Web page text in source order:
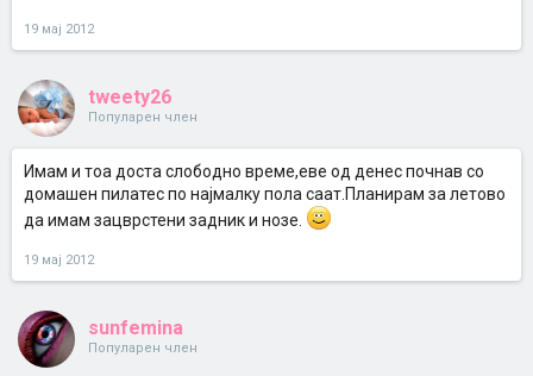
19 мај 2012
tweety26
Популарен член
Имам и тоа доста слободно време,еве од денес почнав со
домашен пилатес по најмалку пола саат.Планирам за летово
да имам зацврстени задник и нозе.
19 мај 2012
sunfemina
Популарен член